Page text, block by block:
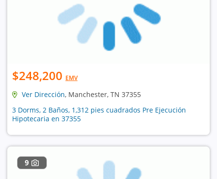
$248,200 EMV
Ver Dirección, Manchester, TN 37355
3 Dorms, 2 Baños, 1,312 pies cuadrados Pre Ejecución
Hipotecaria en 37355
9